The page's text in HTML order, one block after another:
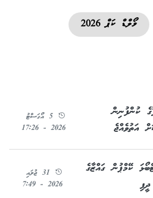
ވޯލްޑް ކަޕް 2026
ކުންފުނިން
އަތުވެއްޖެ
5 އޯގަސްޓު
2026 - 17:26
ކޭމްޕުން ގައްޒާގެ
31 ޖުލައި
2026 - 7:49